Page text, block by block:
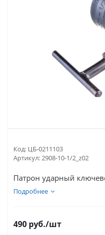
Код: ЦБ-0211103
Артикул:2908-10-1/2_z02
Патрон ударный
Подробнее
490 руб./шт